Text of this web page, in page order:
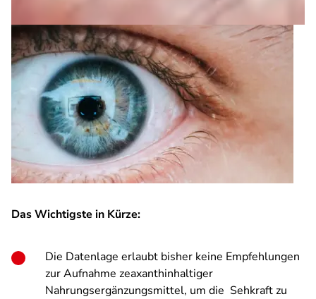
Das Wichtigste in Kürze:
Die Datenlage erlaubt bisher keine Empfehlungen
zur Aufnahme zeaxanthinhaltiger
Nahrungsergänzungsmittel, um die Sehkraft zu